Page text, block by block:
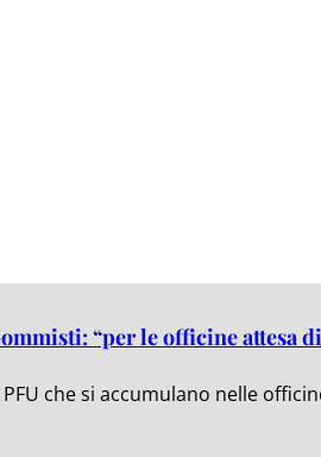
“per le officine attesa
che si accumulano nelle